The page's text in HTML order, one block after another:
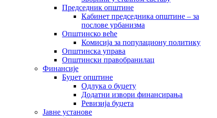
Председник општине
Кабинет председника општине – за
послове урбанизма
Општинско веће
Комисија за популациону политику
Општинска управа
Општински правобранилац
Финансије
Буџет општине
Одлука о буџету
Додатни извори финансирања
Ревизија буџета
Јавне установе